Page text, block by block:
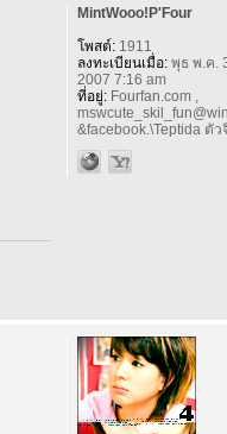
MintWooo!P'Four
โพสต์:1911
ลงทะเบียนเมื่อ:พุธ พ.ค.
2007 7:16 am
ที่อยู่:Fourfan.com ,
&facebook.\Teptida ตัว